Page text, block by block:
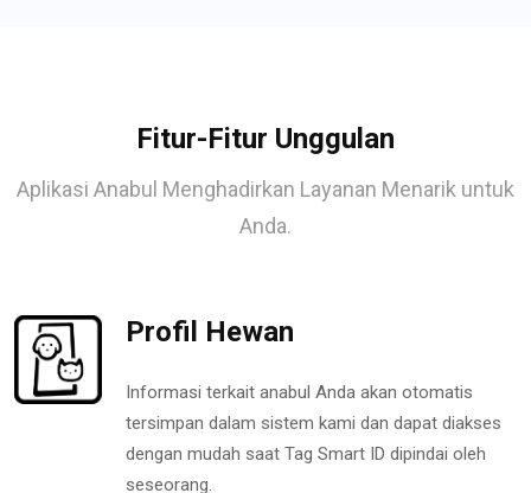
Fitur-Fitur Unggulan
Aplikasi Anabul Menghadirkan Layanan Menarik untuk
Anda.
Profil Hewan
Informasi terkait anabul Anda akan otomatis
tersimpan dalam sistem kami dan dapat diakses
dengan mudah saat Tag Smart ID dipindai oleh
seseorang.